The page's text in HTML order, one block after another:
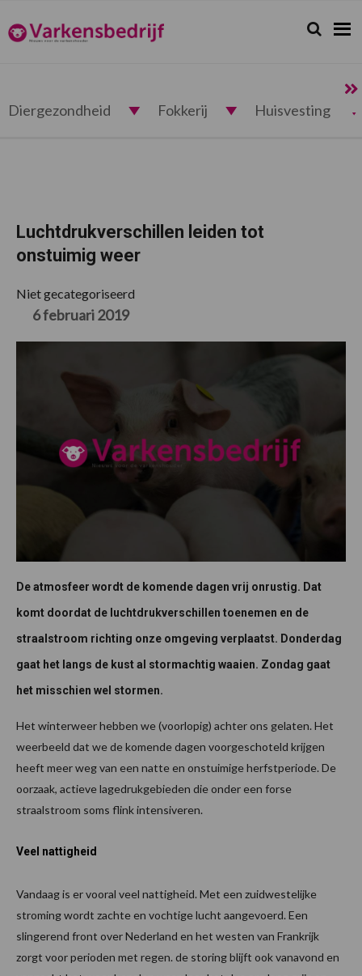
de
hoofdnavigatie
de
hoofd
de
eerste
de
voettekst
Varkensbedrijf.nl Zoeken...
Zoek
Diergezondheid Fokkerij Huisvesting
Luchtdrukverschillen leiden tot
onstuimig weer
Niet gecategoriseerd
6 februari 2019
De atmosfeer wordt de komende dagen vrij onrustig. Dat
komt doordat de luchtdrukverschillen toenemen en de
straalstroom richting onze omgeving verplaatst. Donderdag
gaat het langs de kust al stormachtig waaien. Zondag gaat
het misschien wel stormen.
Het winterweer hebben we (voorlopig) achter ons gelaten. Het
weerbeeld dat we de komende dagen voorgeschoteld krijgen
heeft meer weg van een natte en onstuimige herfstperiode. De
oorzaak, actieve lagedrukgebieden die onder een forse
straalstroom soms flink intensiveren.
Veel nattigheid
Vandaag is er vooral veel nattigheid. Met een zuidwestelijke
stroming wordt zachte en vochtige lucht aangevoerd. Een
slingerend front over Nederland en het westen van Frankrijk
zorgt voor perioden met regen. de storing blijft ook vanavond en